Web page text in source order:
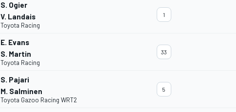
S. Ogier
V. Landais
Toyota Racing
1
E. Evans
S. Martin
Toyota Racing
33
S. Pajari
M. Salminen
Toyota Gazoo Racing WRT2
5